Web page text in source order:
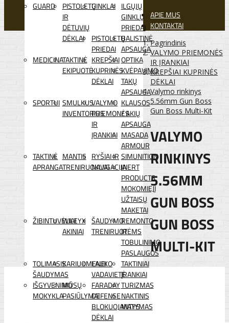
GUARD
PISTOLETŲ
IR
DĖTUVIŲ
DĖKLAI
GINKLAI ILGŲJŲ
GINKLŲ
PRIEDAI
PISTOLETŲ
PRIEDAI
BALISTINĖ
APSAUGA
MEDICINATAKTINĖ
EKIPUOTĖ
KREPŠIAI
KUPRINĖS
DĖKLAI
OPTIKA
KVĖPAVIMO
TAKŲ
APSAUGA
SPORTUI SMULKUS
INVENTORIUS
VALYMO
PRIEMONĖS
IR
ĮRANKIAI
KLAUSOS
/ AKIŲ
APSAUGA
MASADA
ARMOUR
TAKTINĖ
APRANGA
MANTIS
TRENIRUOKLIAI
RYŠIAI IR
NAVIGACIJA
SIMUNITION
INERT
PRODUCTS
MOKOMIEJI
UŽTAISŲ
MAKETAI
ŽIBINTUVĖLIAI
WILEYX
AKINIAI
ŠAUDYMO
TRENIRUOTĖMS
REMONTO
IR
TOBULINIMO
PASLAUGOS
TOLIMASIS
ŠAUDYMAS
KARIUOMENEI
LAUKO
VADAVIETĖ
TAKTINIAI
ĮRANKIAI
IŠGYVENIMO
MOKYKLA
MŪSŲ
PASIŪLYMAI
FARADAY
DEFENSE
BLOKUOJANTYS
DĖKLAI
TURIZMAS
NAKTINIS
MATYMAS
APIE MUS
KONTAKTAI
Pagrindinis
VALYMO PRIEMONĖS
IR ĮRANKIAI
KREPŠIAI KUPRINĖS
DĖKLAI
Valymo rinkinys
5.56mm Gun Boss
Gun Boss Multi-Kit
VALYMO
RINKINYS
5.56MM
GUN BOSS
GUN BOSS
MULTI-KIT